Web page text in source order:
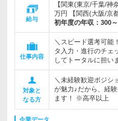
給与
【関東(東京/千葉/神
万円 【関西(大阪/京
初年度の年収： 300
仕事内容
＼スピード選考可能
タ入力・進行のチェ
してトータルに担い
対象と
なる方
＼未経験歓迎ポジシ
が魅力♪だから、経
ます！ ※高卒以上
企業データ